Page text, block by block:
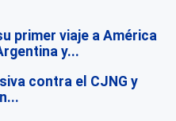
primer viaje a América
y...
contra el CJNG y